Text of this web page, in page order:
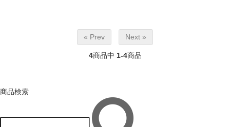
« Prev Next »
4商品中 1-4商品
商品検索